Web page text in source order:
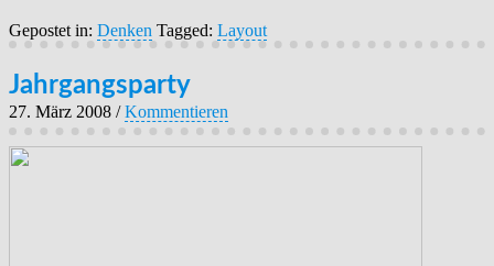
Gepostet in: Denken Tagged: Layout
Jahrgangsparty
27. März 2008 /Kommentieren